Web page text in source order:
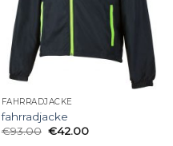
FAHRRADJACKE
fahrradjacke
€93.00 €42.00